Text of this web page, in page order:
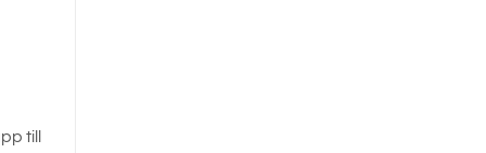
till